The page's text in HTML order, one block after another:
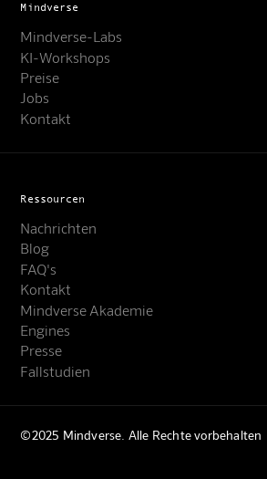
Online · KI-Assistent
Mindverse
Mindverse
Mindverse-Labs
KI-Workshops
Preise
Jobs
Kontakt
Ressourcen
Nachrichten
Blog
FAQ's
Kontakt
Mindverse Akademie
Engines
Presse
Fallstudien
©2025 Mindverse. Alle Rechte vorbehalten